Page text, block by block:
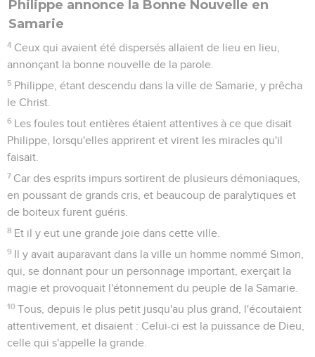
Philippe annonce la Bonne Nouvelle en
Samarie
4 Ceux qui avaient été dispersés allaient de lieu en lieu,
annonçant la bonne nouvelle de la parole.
5 Philippe, étant descendu dans la ville de Samarie, y prêcha
le Christ.
6 Les foules tout entières étaient attentives à ce que disait
Philippe, lorsqu'elles apprirent et virent les miracles qu'il
faisait.
7 Car des esprits impurs sortirent de plusieurs démoniaques,
en poussant de grands cris, et beaucoup de paralytiques et
de boiteux furent guéris.
8 Et il y eut une grande joie dans cette ville.
9 Il y avait auparavant dans la ville un homme nommé Simon,
qui, se donnant pour un personnage important, exerçait la
magie et provoquait l'étonnement du peuple de la Samarie.
10 Tous, depuis le plus petit jusqu'au plus grand, l'écoutaient
attentivement, et disaient : Celui-ci est la puissance de Dieu,
celle qui s'appelle la grande.